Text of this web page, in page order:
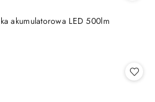
akumulatorowa LED 500lm